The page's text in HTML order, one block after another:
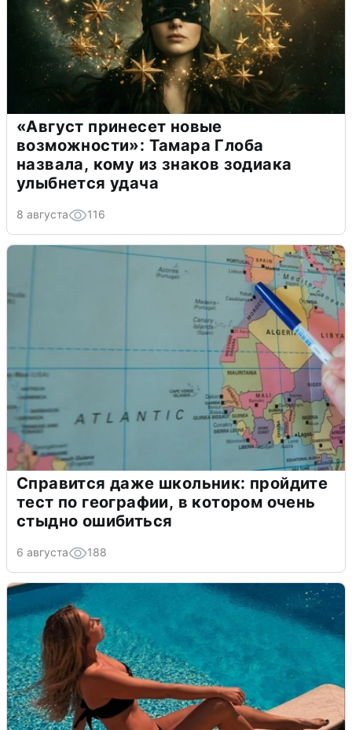
«Август принесет новые
возможности»: Тамара Глоба
назвала, кому из знаков зодиака
улыбнется удача
8 августа 116
Справится даже школьник: пройдите
тест по географии, в котором очень
стыдно ошибиться
6 августа 188